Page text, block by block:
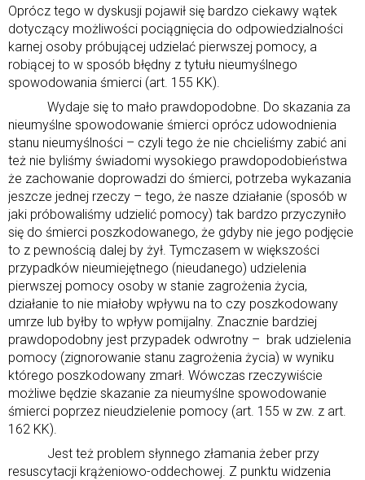
Oprócz tego w dyskusji pojawił się bardzo ciekawy wątek
dotyczący możliwości pociągnięcia do odpowiedzialności
karnej osoby próbującej udzielać pierwszej pomocy, a
robiącej to w sposób błędny z tytułu nieumyślnego
spowodowania śmierci (art. 155 KK).
Wydaje się to mało prawdopodobne. Do skazania za
nieumyślne spowodowanie śmierci oprócz udowodnienia
stanu nieumyślności – czyli tego że nie chcieliśmy zabić ani
też nie byliśmy świadomi wysokiego prawdopodobieństwa
że zachowanie doprowadzi do śmierci, potrzeba wykazania
jeszcze jednej rzeczy – tego, że nasze działanie (sposób w
jaki próbowaliśmy udzielić pomocy) tak bardzo przyczyniło
się do śmierci poszkodowanego, że gdyby nie jego podjęcie
to z pewnością dalej by żył. Tymczasem w większości
przypadków nieumiejętnego (nieudanego) udzielenia
pierwszej pomocy osoby w stanie zagrożenia życia,
działanie to nie miałoby wpływu na to czy poszkodowany
umrze lub byłby to wpływ pomijalny. Znacznie bardziej
prawdopodobny jest przypadek odwrotny – brak udzielenia
pomocy (zignorowanie stanu zagrożenia życia) w wyniku
którego poszkodowany zmarł. Wówczas rzeczywiście
możliwe będzie skazanie za nieumyślne spowodowanie
śmierci poprzez nieudzielenie pomocy (art. 155 w zw. z art.
162 KK).
Jest też problem słynnego złamania żeber przy
resuscytacji krążeniowo-oddechowej. Z punktu widzenia